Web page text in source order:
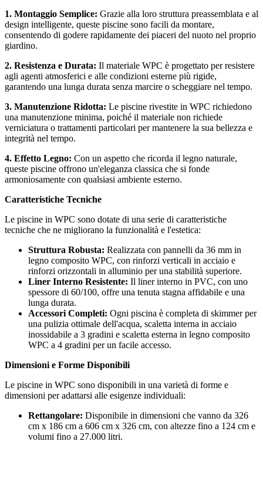
1. Montaggio Semplice: Grazie alla loro struttura preassemblata e al
design intelligente, queste piscine sono facili da montare,
consentendo di godere rapidamente dei piaceri del nuoto nel proprio
giardino.
2. Resistenza e Durata: Il materiale WPC è progettato per resistere
agli agenti atmosferici e alle condizioni esterne più rigide,
garantendo una lunga durata senza marcire o scheggiare nel tempo.
3. Manutenzione Ridotta: Le piscine rivestite in WPC richiedono
una manutenzione minima, poiché il materiale non richiede
verniciatura o trattamenti particolari per mantenere la sua bellezza e
integrità nel tempo.
4. Effetto Legno: Con un aspetto che ricorda il legno naturale,
queste piscine offrono un'eleganza classica che si fonde
armoniosamente con qualsiasi ambiente esterno.
Caratteristiche Tecniche
Le piscine in WPC sono dotate di una serie di caratteristiche
tecniche che ne migliorano la funzionalità e l'estetica:
Struttura Robusta: Realizzata con pannelli da 36 mm in
legno composito WPC, con rinforzi verticali in acciaio e
rinforzi orizzontali in alluminio per una stabilità superiore.
Liner Interno Resistente: Il liner interno in PVC, con uno
spessore di 60/100, offre una tenuta stagna affidabile e una
lunga durata.
Accessori Completi: Ogni piscina è completa di skimmer per
una pulizia ottimale dell'acqua, scaletta interna in acciaio
inossidabile a 3 gradini e scaletta esterna in legno composito
WPC a 4 gradini per un facile accesso.
Dimensioni e Forme Disponibili
Le piscine in WPC sono disponibili in una varietà di forme e
dimensioni per adattarsi alle esigenze individuali:
Rettangolare: Disponibile in dimensioni che vanno da 326
cm x 186 cm a 606 cm x 326 cm, con altezze fino a 124 cm e
volumi fino a 27.000 litri.